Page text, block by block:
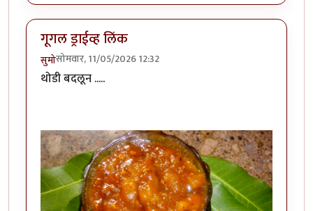
गूगल ड्राईव्ह लिंक
सुमोसोमवार, 11/05/2026 12:32
थोडी बदलून .....